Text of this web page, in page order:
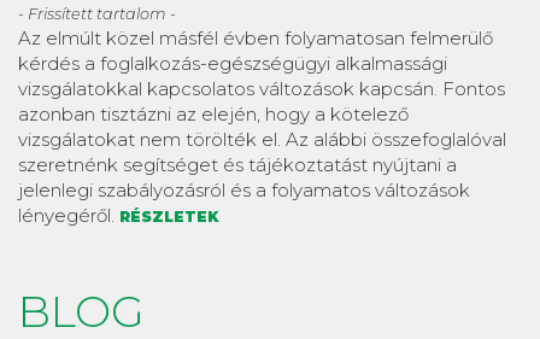
- Frissített tartalom -
Az elmúlt közel másfél évben folyamatosan felmerülő
kérdés a foglalkozás-egészségügyi alkalmassági
vizsgálatokkal kapcsolatos változások kapcsán. Fontos
azonban tisztázni az elején, hogy a kötelező
vizsgálatokat nem törölték el. Az alábbi összefoglalóval
szeretnénk segítséget és tájékoztatást nyújtani a
jelenlegi szabályozásról és a folyamatos változások
lényegéről. RÉSZLETEK
BLOG